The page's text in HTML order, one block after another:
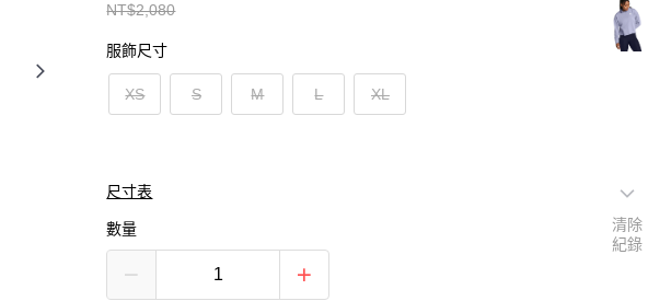
NT$2,080
服飾尺寸
XS S M L XL
尺寸表
數量
清除
紀錄